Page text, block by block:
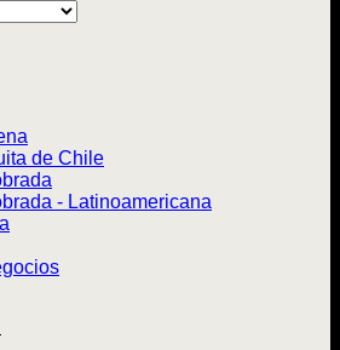
de Chile
- Latinoamericana